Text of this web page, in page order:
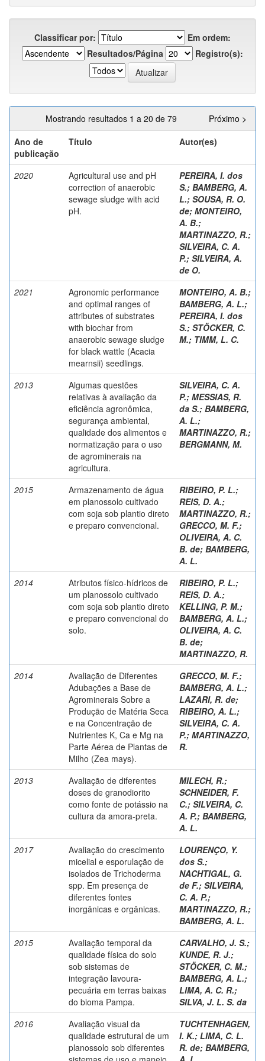
Classificar por:
Em ordem:
Resultados/Página
Registro(s):
Mostrando resultados 1 a 20 de 79
Próximo >
Ano de
publicação
Título Autor(es)
2020
Agricultural use and pH
correction of anaerobic
sewage sludge with acid
pH.
PEREIRA, I. dos
S.; BAMBERG, A.
L.; SOUSA, R. O.
de; MONTEIRO,
A. B.;
MARTINAZZO, R.;
SILVEIRA, C. A.
P.; SILVEIRA, A.
de O.
2021
Agronomic performance
and optimal ranges of
attributes of substrates
with biochar from
anaerobic sewage sludge
for black wattle (Acacia
mearnsii) seedlings.
MONTEIRO, A. B.;
BAMBERG, A. L.;
PEREIRA, I. dos
S.; STÖCKER, C.
M.; TIMM, L. C.
2013
Algumas questões
relativas à avaliação da
eficiência agronômica,
segurança ambiental,
qualidade dos alimentos e
normatização para o uso
de agrominerais na
agricultura.
SILVEIRA, C. A.
P.; MESSIAS, R.
da S.; BAMBERG,
A. L.;
MARTINAZZO, R.;
BERGMANN, M.
2015
Armazenamento de água
em planossolo cultivado
com soja sob plantio direto
e preparo convencional.
RIBEIRO, P. L.;
REIS, D. A.;
MARTINAZZO, R.;
GRECCO, M. F.;
OLIVEIRA, A. C.
B. de; BAMBERG,
A. L.
2014
Atributos físico-hídricos de
um planossolo cultivado
com soja sob plantio direto
e preparo convencional do
solo.
RIBEIRO, P. L.;
REIS, D. A.;
KELLING, P. M.;
BAMBERG, A. L.;
OLIVEIRA, A. C.
B. de;
MARTINAZZO, R.
2014
Avaliação de Diferentes
Adubações a Base de
Agrominerais Sobre a
Produção de Matéria Seca
e na Concentração de
Nutrientes K, Ca e Mg na
Parte Aérea de Plantas de
Milho (Zea mays).
GRECCO, M. F.;
BAMBERG, A. L.;
LAZARI, R. de;
RIBEIRO, A. L.;
SILVEIRA, C. A.
P.; MARTINAZZO,
R.
2013
Avaliação de diferentes
doses de granodiorito
como fonte de potássio na
cultura da amora-preta.
MILECH, R.;
SCHNEIDER, F.
C.; SILVEIRA, C.
A. P.; BAMBERG,
A. L.
2017
Avaliação do crescimento
micelial e esporulação de
isolados de Trichoderma
spp. Em presença de
diferentes fontes
inorgânicas e orgânicas.
LOURENÇO, Y.
dos S.;
NACHTIGAL, G.
de F.; SILVEIRA,
C. A. P.;
MARTINAZZO, R.;
BAMBERG, A. L.
2015
Avaliação temporal da
qualidade física do solo
sob sistemas de
integração lavoura-
pecuária em terras baixas
do bioma Pampa.
CARVALHO, J. S.;
KUNDE, R. J.;
STÖCKER, C. M.;
BAMBERG, A. L.;
LIMA, A. C. R.;
SILVA, J. L. S. da
2016
Avaliação visual da
qualidade estrutural de um
planossolo sob diferentes
TUCHTENHAGEN,
I. K.; LIMA, C. L.
R. de; BAMBERG,